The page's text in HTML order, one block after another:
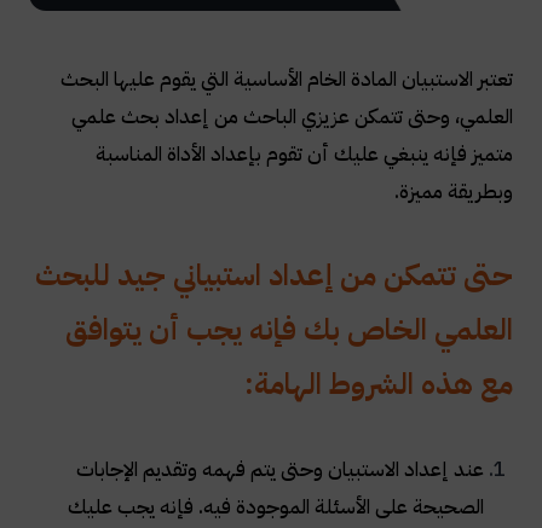
تعتبر الاستبيان المادة الخام الأساسية التي يقوم عليها البحث
العلمي، وحتى تتمكن عزيزي الباحث من إعداد بحث علمي
متميز فإنه ينبغي عليك أن تقوم بإعداد الأداة المناسبة
وبطريقة مميزة.
حتى تتمكن من إعداد استبياني جيد للبحث
العلمي الخاص بك فإنه يجب أن يتوافق
مع هذه الشروط الهامة:
عند إعداد الاستبيان وحتى يتم فهمه وتقديم الإجابات
الصحيحة على الأسئلة الموجودة فيه. فإنه يجب عليك